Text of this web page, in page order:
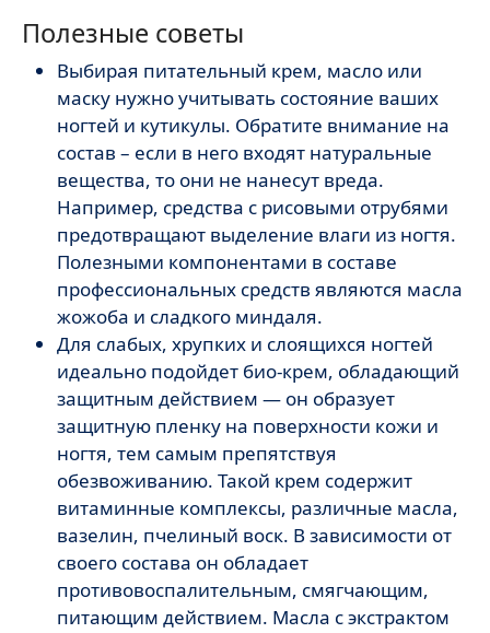
Полезные советы
Выбирая питательный крем, масло или
маску нужно учитывать состояние ваших
ногтей и кутикулы. Обратите внимание на
состав – если в него входят натуральные
вещества, то они не нанесут вреда.
Например, средства с рисовыми отрубями
предотвращают выделение влаги из ногтя.
Полезными компонентами в составе
профессиональных средств являются масла
жожоба и сладкого миндаля.
Для слабых, хрупких и слоящихся ногтей
идеально подойдет био-крем, обладающий
защитным действием — он образует
защитную пленку на поверхности кожи и
ногтя, тем самым препятствуя
обезвоживанию. Такой крем содержит
витаминные комплексы, различные масла,
вазелин, пчелиный воск. В зависимости от
своего состава он обладает
противовоспалительным, смягчающим,
питающим действием. Масла с экстрактом